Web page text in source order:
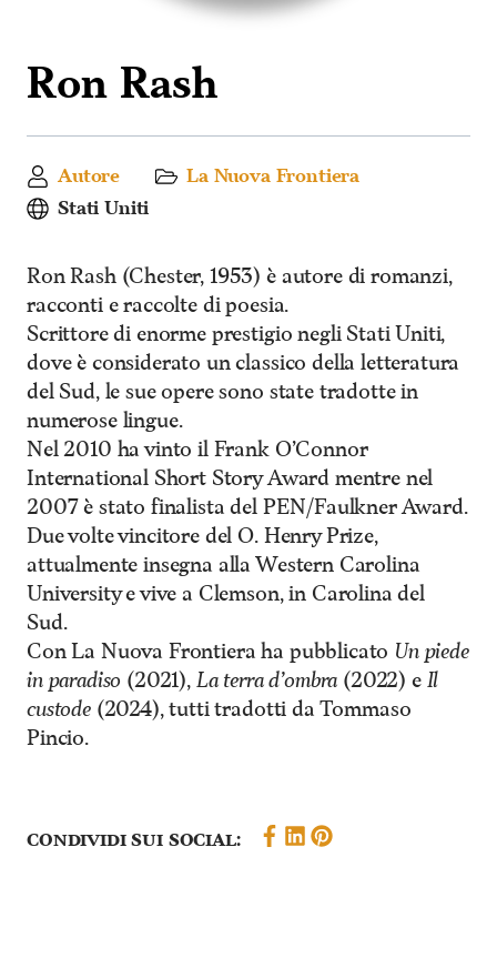
Ron Rash
Autore
La Nuova Frontiera
Stati Uniti
Ron Rash (Chester, 1953) è autore di romanzi,
racconti e raccolte di poesia.
Scrittore di enorme prestigio negli Stati Uniti,
dove è considerato un classico della letteratura
del Sud, le sue opere sono state tradotte in
numerose lingue.
Nel 2010 ha vinto il Frank O’Connor
International Short Story Award mentre nel
2007 è stato finalista del PEN/Faulkner Award.
Due volte vincitore del O. Henry Prize,
attualmente insegna alla Western Carolina
University e vive a Clemson, in Carolina del
Sud.
Con La Nuova Frontiera ha pubblicato Un piede
in paradiso (2021), La terra d’ombra (2022) e Il
custode(2024), tutti tradotti da Tommaso
Pincio.
Condividi sui social: